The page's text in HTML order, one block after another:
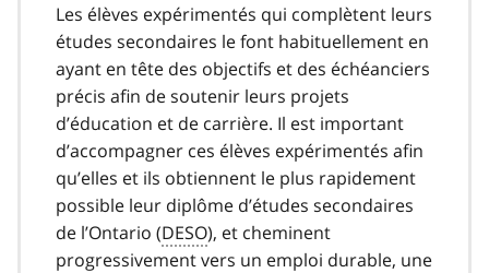
Les élèves expérimentés qui complètent leurs
études secondaires le font habituellement en
ayant en tête des objectifs et des échéanciers
précis afin de soutenir leurs projets
d’éducation et de carrière. Il est important
d’accompagner ces élèves expérimentés afin
qu’elles et ils obtiennent le plus rapidement
possible leur diplôme d’études secondaires
de l’Ontario (DESO), et cheminent
progressivement vers un emploi durable, une